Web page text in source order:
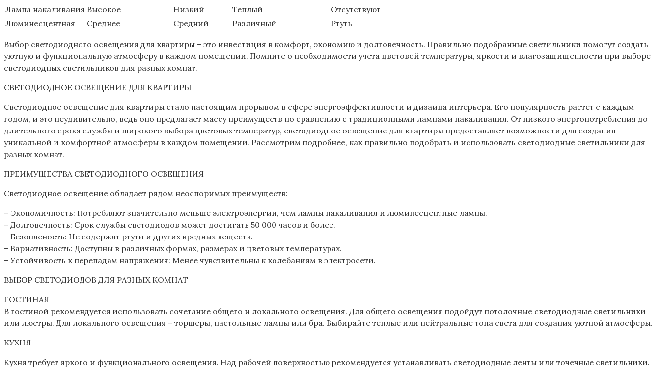
Лампа накаливания Высокое Низкий Теплый
Отсутствуют
Люминесцентная
Среднее Средний Различный Ртуть
Выбор светодиодного освещения для квартиры – это инвестиция в комфорт‚ экономию и долговечность. Правильно подобранные светильники помогут создать
уютную и функциональную атмосферу в каждом помещении. Помните о необходимости учета цветовой температуры‚ яркости и влагозащищенности при выборе
светодиодных светильников для разных комнат.
СВЕТОДИОДНОЕ ОСВЕЩЕНИЕ ДЛЯ КВАРТИРЫ
Светодиодное освещение для квартиры стало настоящим прорывом в сфере энергоэффективности и дизайна интерьера. Его популярность растет с каждым
годом‚ и это неудивительно‚ ведь оно предлагает массу преимуществ по сравнению с традиционными лампами накаливания. От низкого энергопотребления до
длительного срока службы и широкого выбора цветовых температур‚ светодиодное освещение для квартиры предоставляет возможности для создания
уникальной и комфортной атмосферы в каждом помещении. Рассмотрим подробнее‚ как правильно подобрать и использовать светодиодные светильники для
разных комнат.
ПРЕИМУЩЕСТВА СВЕТОДИОДНОГО ОСВЕЩЕНИЯ
Светодиодное освещение обладает рядом неоспоримых преимуществ:
– Экономичность: Потребляют значительно меньше электроэнергии‚ чем лампы накаливания и люминесцентные лампы.
– Долговечность: Срок службы светодиодов может достигать 50 000 часов и более.
– Безопасность: Не содержат ртути и других вредных веществ.
– Вариативность: Доступны в различных формах‚ размерах и цветовых температурах.
– Устойчивость к перепадам напряжения: Менее чувствительны к колебаниям в электросети.
ВЫБОР СВЕТОДИОДОВ ДЛЯ РАЗНЫХ КОМНАТ
ГОСТИНАЯ
В гостиной рекомендуется использовать сочетание общего и локального освещения. Для общего освещения подойдут потолочные светодиодные светильники
или люстры. Для локального освещения – торшеры‚ настольные лампы или бра. Выбирайте теплые или нейтральные тона света для создания уютной атмосферы.
КУХНЯ
Кухня требует яркого и функционального освещения. Над рабочей поверхностью рекомендуется устанавливать светодиодные ленты или точечные светильники.